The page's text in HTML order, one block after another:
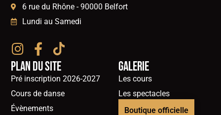
6 rue du Rhône - 90000 Belfort
Lundi au Samedi
Plan du site
Pré inscription 2026-2027
Cours de danse
Évènements
Galerie
Les cours
Les spectacles
Boutique officielle